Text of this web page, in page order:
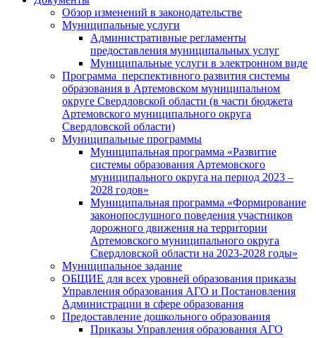
Обзор изменений в законодательстве
Муниципальные услуги
Административные регламенты
предоставления муниципальных услуг
Муниципальные услуги в электронном виде
Программа перспективного развития системы
образования в Артемовском муниципальном
округе Свердловской области (в части бюджета
Артемовского муниципального округа
Свердловской области)
Муниципальные программы
Муниципальная программа «Развитие
системы образования Артемовского
муниципального округа на период 2023 –
2028 годов»
Муниципальная программа «Формирование
законопослушного поведения участников
дорожного движения на территории
Артемовского муниципального округа
Свердловской области на 2023-2028 годы»
Муниципальное задание
ОБЩИЕ для всех уровней образования приказы
Управления образования АГО и Постановления
Администрации в сфере образования
Предоставление дошкольного образования
Приказы Управления образования АГО